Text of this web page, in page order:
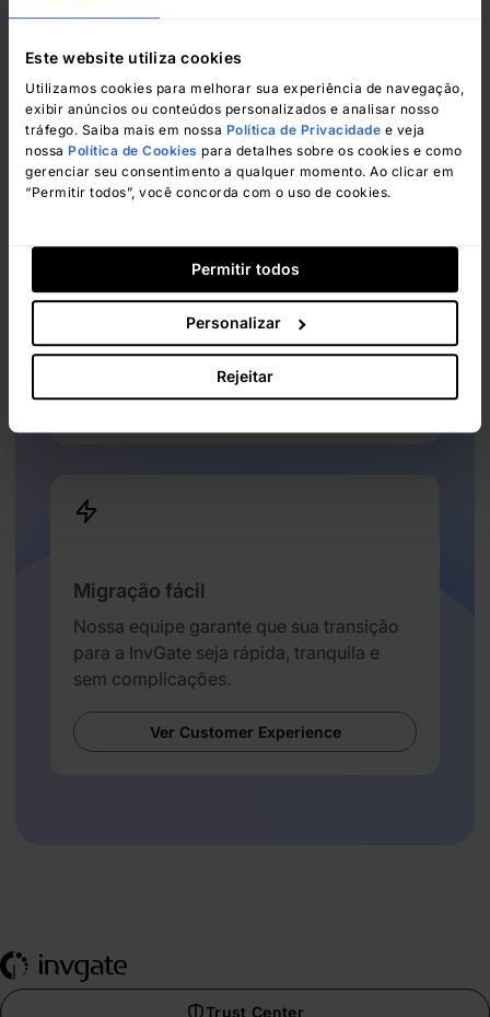
Este website utiliza cookies
Utilizamos cookies para melhorar sua experiência de navegação,
exibir anúncios ou conteúdos personalizados e analisar nosso
tráfego. Saiba mais em nossa Política de Privacidade e veja
nossa Política de Cookies para detalhes sobre os cookies e como
gerenciar seu consentimento a qualquer momento. Ao clicar em
“Permitir todos”, você concorda com o uso de cookies.
Permitir todos
Personalizar
Rejeitar
Começar
Preços claros
Sem surpresas nem taxas ocultas:
somente preços claros que atendam às
suas necessidades.
Ver Preços
Migração fácil
Nossa equipe garante que sua transição
para a InvGate seja rápida, tranquila e
sem complicações.
Ver Customer Experience
Trust Center